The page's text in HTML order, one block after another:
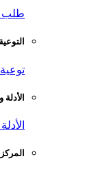
طلب
التوعية